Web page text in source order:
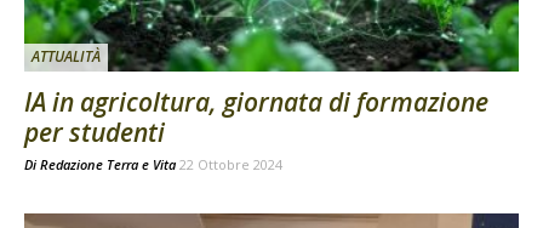
ATTUALITÀ
IA in agricoltura, giornata di formazione
per studenti
Di Redazione Terra e Vita 22 Ottobre 2024